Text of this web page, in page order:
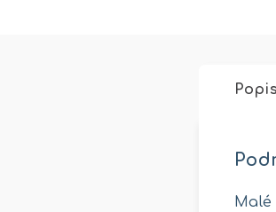
Popis